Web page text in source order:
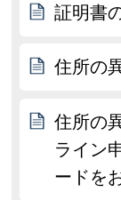
証明書
住所の
住所の
ライン
ードを